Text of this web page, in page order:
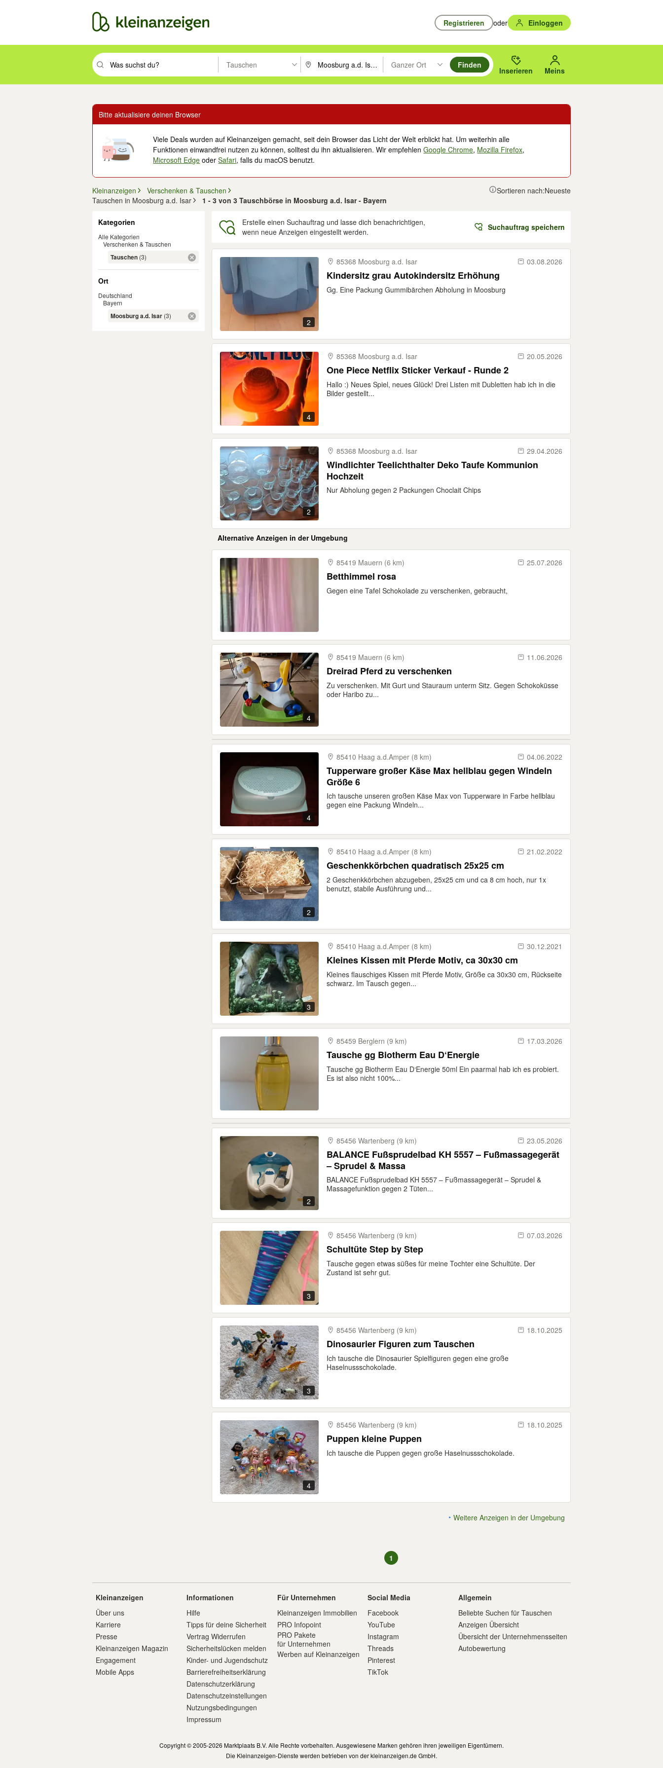
Registrieren oder Einloggen
Suchbegriff eingeben. Eingabetaste drücken um zu suchen, oder Vorschläge mit den Pfeiltasten nach oben/unten durchsuchen und mit Eingabetaste auswählen.
Tauschen PLZ oder Ort eingeben. Eingabetaste drücken um zu suchen, oder Vorschläge mit den Pfeiltasten nach oben/
Ganzer Ort
Suche im Umkreis des gewählten Orts oder PLZ.
Finden
Inserieren Meins
Bitte aktualisiere deinen Browser
Viele Deals wurden auf Kleinanzeigen gemacht, seit dein Browser das Licht der Welt erblickt hat. Um weiterhin alle
Funktionen einwandfrei nutzen zu können, solltest du ihn aktualisieren. Wir empfehlenGoogle Chrome, Mozilla Firefox,
Microsoft Edge oderSafari, falls du macOS benutzt.
Kleinanzeigen
Verschenken & Tauschen
Tauschen in Moosburg a.d. Isar
1 - 3 von 3 Tauschbörse in Moosburg a.d. Isar - Bayern
Sortieren nach:Neueste
Kategorien
Alle Kategorien
Verschenken & Tauschen
Tauschen (3)
Ort
Deutschland
Bayern
Moosburg a.d. Isar (3)
Erstelle einen Suchauftrag und lasse dich benachrichtigen,
wenn neue Anzeigen eingestellt werden.
Suchauftrag speichern
2
85368 Moosburg a.d. Isar 03.08.2026
Kindersitz grau Autokindersitz Erhöhung
Gg. Eine Packung Gummibärchen Abholung in Moosburg
4
85368 Moosburg a.d. Isar 20.05.2026
One Piece Netflix Sticker Verkauf - Runde 2
Hallo :) Neues Spiel, neues Glück! Drei Listen mit Dubletten hab ich in die
Bilder gestellt...
2
85368 Moosburg a.d. Isar 29.04.2026
Windlichter Teelichthalter Deko Taufe Kommunion
Hochzeit
Nur Abholung gegen 2 Packungen Choclait Chips
Alternative Anzeigen in der Umgebung
85419 Mauern (6 km) 25.07.2026
Betthimmel rosa
Gegen eine Tafel Schokolade zu verschenken, gebraucht,
4
85419 Mauern (6 km) 11.06.2026
Dreirad Pferd zu verschenken
Zu verschenken. Mit Gurt und Stauraum unterm Sitz. Gegen Schokoküsse
oder Haribo zu...
4
85410 Haag a.d.Amper (8 km) 04.06.2022
Tupperware großer Käse Max hellblau gegen Windeln
Größe 6
Ich tausche unseren großen Käse Max von Tupperware in Farbe hellblau
gegen eine Packung Windeln...
2
85410 Haag a.d.Amper (8 km) 21.02.2022
Geschenkkörbchen quadratisch 25x25 cm
2 Geschenkkörbchen abzugeben, 25x25 cm und ca 8 cm hoch, nur 1x
benutzt, stabile Ausführung und...
3
85410 Haag a.d.Amper (8 km) 30.12.2021
Kleines Kissen mit Pferde Motiv, ca 30x30 cm
Kleines flauschiges Kissen mit Pferde Motiv, Größe ca 30x30 cm, Rückseite
schwarz. Im Tausch gegen...
85459 Berglern (9 km) 17.03.2026
Tausche gg Biotherm Eau D‘Energie
Tausche gg Biotherm Eau D‘Energie 50ml Ein paarmal hab ich es probiert.
Es ist also nicht 100%...
2
85456 Wartenberg (9 km) 23.05.2026
BALANCE Fußsprudelbad KH 5557 – Fußmassagegerät
– Sprudel & Massa
BALANCE Fußsprudelbad KH 5557 – Fußmassagegerät – Sprudel &
Massagefunktion gegen 2 Tüten...
3
85456 Wartenberg (9 km) 07.03.2026
Schultüte Step by Step
Tausche gegen etwas süßes für meine Tochter eine Schultüte. Der
Zustand ist sehr gut.
3
85456 Wartenberg (9 km) 18.10.2025
Dinosaurier Figuren zum Tauschen
Ich tausche die Dinosaurier Spielfiguren gegen eine große
Haselnussschokolade.
4
85456 Wartenberg (9 km) 18.10.2025
Puppen kleine Puppen
Ich tausche die Puppen gegen große Haselnussschokolade.
Weitere Anzeigen in der Umgebung
1
Kleinanzeigen
Über uns
Karriere
Presse
Kleinanzeigen Magazin
Engagement
Mobile Apps
Informationen
Hilfe
Tipps für deine Sicherheit
Vertrag Widerrufen
Sicherheitslücken melden
Kinder- und Jugendschutz
Barrierefreiheitserklärung
Datenschutzerklärung
Datenschutzeinstellungen
Nutzungsbedingungen
Impressum
Für Unternehmen
Kleinanzeigen Immobilien
PRO Infopoint
PRO Pakete
für Unternehmen
Werben auf Kleinanzeigen
Social Media
Facebook
YouTube
Instagram
Threads
Pinterest
TikTok
Allgemein
Beliebte Suchen für Tauschen
Anzeigen Übersicht
Übersicht der Unternehmensseiten
Autobewertung
Copyright © 2005-2026 Marktplaats B.V. Alle Rechte vorbehalten. Ausgewiesene Marken gehören ihren jeweiligen Eigentümern.
Die Kleinanzeigen-Dienste werden betrieben von der kleinanzeigen.de GmbH.